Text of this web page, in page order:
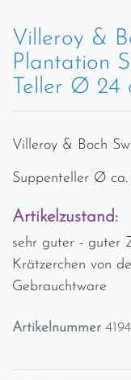
Villeroy &
Plantation
Teller Ø 24
Villeroy & Boch
Suppenteller Ø ca.
Artikelzustand:
sehr guter - guter
Krätzerchen von
Gebrauchtware
Artikelnummer